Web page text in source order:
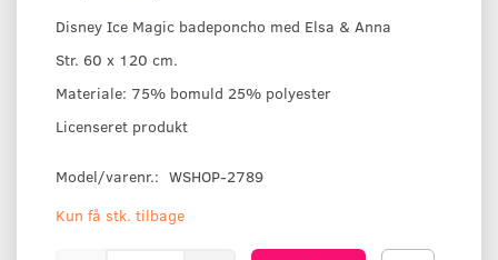
Disney Ice Magic badeponcho med Elsa & Anna
Str. 60 x 120 cm.
Materiale: 75% bomuld 25% polyester
Licenseret produkt
Model/varenr.: WSHOP-2789
Kun få stk. tilbage